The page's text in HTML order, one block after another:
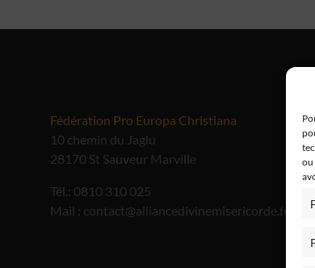
ou
Fédération Pro Europa Christiana
10 chemin du Jaglu
28170 St Sauveur Marville
Tél.: 0810 310 025
Mail : contact@alliancedivinemisericorde.fr